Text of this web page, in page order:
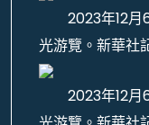
2023年12
光游覽。新華社
2023年12